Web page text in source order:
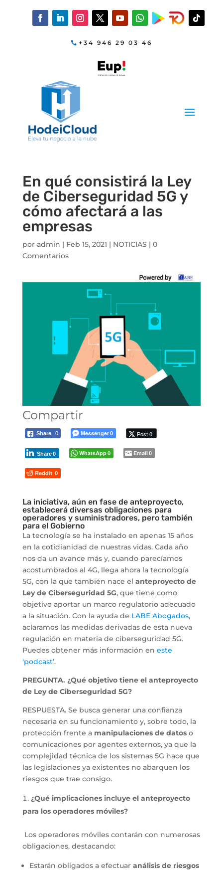
+34 946 29 03 46
En qué consistirá la Ley
de Ciberseguridad 5G y
cómo afectará a las
empresas
por admin | Feb 15, 2021 | NOTICIAS | 0
Comentarios
Compartir
Share 0 Messenger0 Post 0
Share0 WhatsApp0 Email0
Reddit 0
La iniciativa, aún en fase de anteproyecto,
establecerá diversas obligaciones para
operadores y suministradores, pero también
para el Gobierno
La tecnología se ha instalado en apenas 15 años
en la cotidianidad de nuestras vidas. Cada año
nos da un avance más y, cuando parecíamos
acostumbrados al 4G, llega ahora la tecnología
5G, con la que también nace el anteproyecto de
Ley de Ciberseguridad 5G, que tiene como
objetivo aportar un marco regulatorio adecuado
a la situación. Con la ayuda de LABE Abogados,
aclaramos las medidas derivadas de esta nueva
regulación en materia de ciberseguridad 5G.
Puedes obtener más información en este
‘podcast’.
PREGUNTA. ¿Qué objetivo tiene el anteproyecto
de Ley de Ciberseguridad 5G?
RESPUESTA. Se busca generar una confianza
necesaria en su funcionamiento y, sobre todo, la
protección frente a manipulaciones de datoso
comunicaciones por agentes externos, ya que la
complejidad técnica de los sistemas 5G hace que
las legislaciones ya existentes no abarquen los
riesgos que trae consigo.
¿Qué implicaciones incluye el anteproyecto
para los operadores móviles?
Los operadores móviles contarán con numerosas
obligaciones, destacando:
Estarán obligados a efectuar análisis de riesgos